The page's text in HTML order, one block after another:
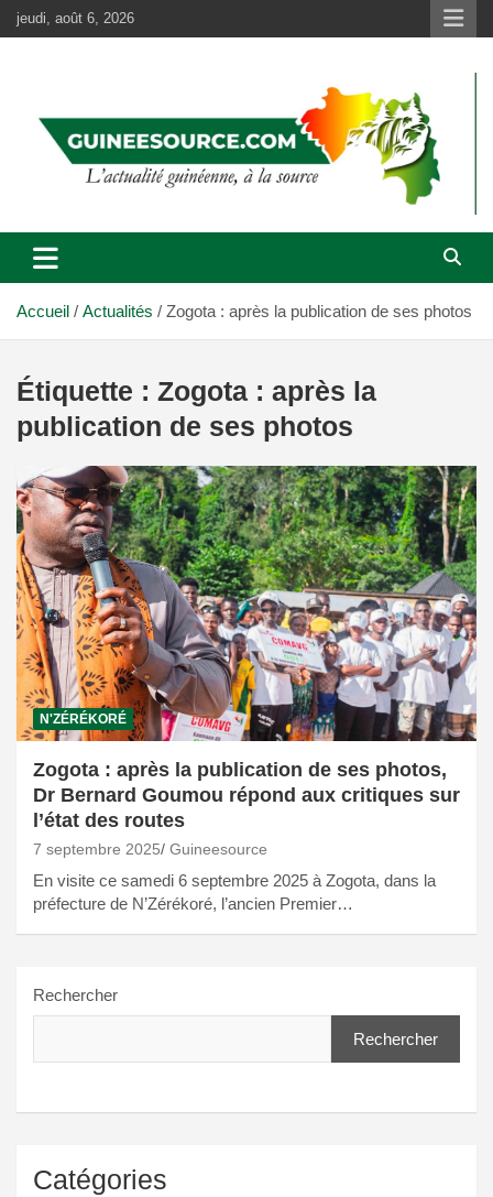
Aller
au
jeudi, août 6, 2026
Accueil Actualités Zogota : après la publication de ses photos
Étiquette : Zogota : après la
publication de ses photos
N'ZÉRÉKORÉ
Zogota : après la publication de ses photos,
Dr Bernard Goumou répond aux critiques sur
l’état des routes
7 septembre 2025 Guineesource
En visite ce samedi 6 septembre 2025 à Zogota, dans la
préfecture de N’Zérékoré, l’ancien Premier…
Rechercher
Rechercher
Catégories